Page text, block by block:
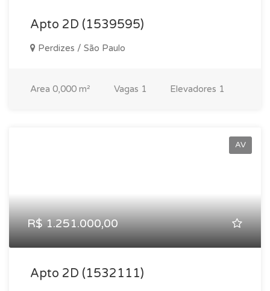
Apto 2D (1539595)
Perdizes / São Paulo
Area 0,000 m² Vagas 1 Elevadores 1
AV
R$ 1.251.000,00
Apto 2D (1532111)